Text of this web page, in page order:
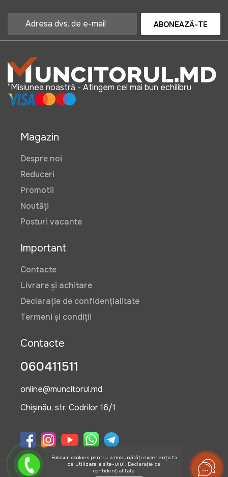
ABONEAZĂ-TE
“Misiunea noastră - Atingem cel mai bun echilibru
Magazin
Despre noi
Reduceri
Promotii
Noutăți
Posturi vacante
Important
Contacte
Livrare și achitare
Declarație de confidențialitate
Termeni și condiții
Contacte
060411511
online@muncitorul.md
Chișinău, str. Codrilor 16/1
Folosim cookies pentru a îmbunătăți experiența ta
de utilizare a site-ului. Declarație de
confidențialitate